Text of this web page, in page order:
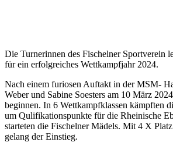
Die Turnerinnen des Fischelner Sportverein
für ein erfolgreiches Wettkampfjahr 2024.
Nach einem furiosen Auftakt in der MSM-
Weber und Sabine Soesters am 10 März
beginnen. In 6 Wettkampfklassen kämpften
um Qulifikationspunkte für die Rheinische
starteten die Fischelner Mädels. Mit 4 X
gelang der Einstieg.